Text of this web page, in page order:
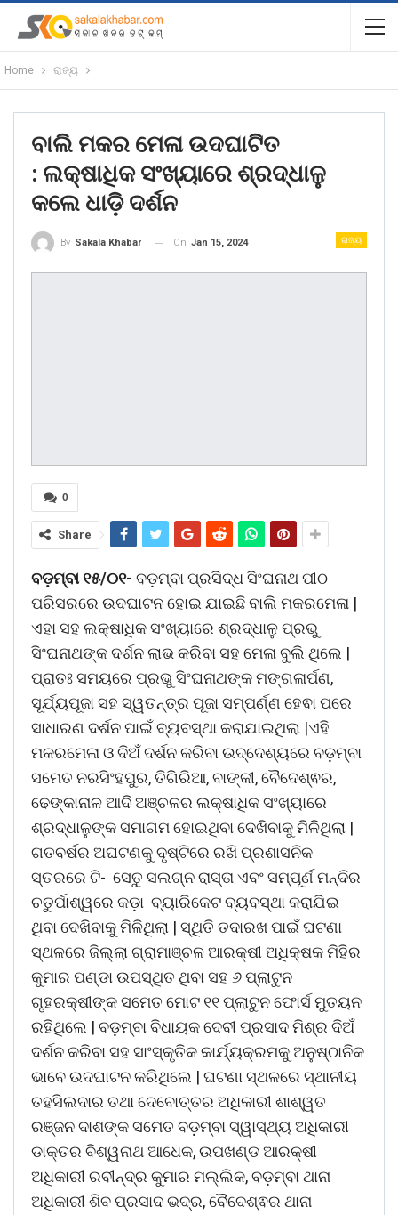
Home ରାଜ୍ୟ
ବାଲି ମକର ମେଳା ଉଦଘାଟିତ
: ଲକ୍ଷାଧିକ ସଂଖ୍ୟାରେ ଶ୍ରଦ୍ଧାଳୁ
କଲେ ଧାଡ଼ି ଦର୍ଶନ
ରାଜ୍ୟ
By Sakala Khabar On Jan 15, 2024
0
Share
ବଡ଼ମ୍ବା ୧୫/୦୧- ବଡ଼ମ୍ବା ପ୍ରସିଦ୍ଧ ସିଂଘନାଥ ପୀଠ
ପରିସରରେ ଉଦଘାଟନ ହୋଇ ଯାଇଛି ବାଲି ମକରମେଳା |
ଏହା ସହ ଲକ୍ଷାଧିକ ସଂଖ୍ୟାରେ ଶ୍ରଦ୍ଧାଳୁ ପ୍ରଭୁ
ସିଂଘନାଥଙ୍କ ଦର୍ଶନ ଲାଭ କରିବା ସହ ମେଳା ବୁଲି ଥିଲେ |
ପ୍ରାତଃ ସମୟରେ ପ୍ରଭୁ ସିଂଘନାଥଙ୍କ ମଙ୍ଗଳାର୍ପଣ,
ସୂର୍ଯ୍ୟପୂଜା ସହ ସ୍ୱତନ୍ତ୍ର ପୂଜା ସମ୍ପର୍ଣ୍ଣ ହେଵା ପରେ
ସାଧାରଣ ଦର୍ଶନ ପାଇଁ ବ୍ୟବସ୍ଥା କରାଯାଇଥିଲା |ଏହି
ମକରମେଳା ଓ ଦିଅଁ ଦର୍ଶନ କରିବା ଉଦ୍ଦେଶ୍ୟରେ ବଡ଼ମ୍ବା
ସମେତ ନରସିଂହପୁର, ତିଗିରିଆ, ବାଙ୍କୀ, ବୈଦେଶ୍ଵର,
ଢେଙ୍କାନାଳ ଆଦି ଅଞ୍ଚଳର ଲକ୍ଷାଧିକ ସଂଖ୍ୟାରେ
ଶ୍ରଦ୍ଧାଳୁଙ୍କ ସମାଗମ ହୋଇଥିବା ଦେଖିବାକୁ ମିଳିଥିଲା |
ଗତବର୍ଷର ଅଘଟଣକୁ ଦୃଷ୍ଟିରେ ରଖି ପ୍ରଶାସନିକ
ସ୍ତରରେ ଟି- ସେତୁ ସଲଗ୍ନ ରାସ୍ତା ଏବଂ ସମ୍ପୂର୍ଣ ମନ୍ଦିର
ଚତୁର୍ପାଶ୍ୱରେ କଡ଼ା ବ୍ୟାରିକେଟ ବ୍ୟବସ୍ଥା କରାଯିଇ
ଥିବା ଦେଖିବାକୁ ମିଳିଥିଲା | ସ୍ଥିତି ତଦାରଖ ପାଇଁ ଘଟଣା
ସ୍ଥଳରେ ଜିଲ୍ଲା ଗ୍ରାମାଞ୍ଚଳ ଆରକ୍ଷୀ ଅଧିକ୍ଷକ ମିହିର
କୁମାର ପଣ୍ଡା ଉପସ୍ଥିତ ଥିବା ସହ ୬ ପ୍ଲାଟୁନ
ଗୃହରକ୍ଷୀଙ୍କ ସମେତ ମୋଟ ୧୧ ପ୍ଲାଟୁନ ଫୋର୍ସ ମୁତୟନ
ରହିଥିଲେ | ବଡ଼ମ୍ବା ବିଧାୟକ ଦେବୀ ପ୍ରସାଦ ମିଶ୍ର ଦିଅଁ
ଦର୍ଶନ କରିବା ସହ ସାଂସ୍କୃତିକ କାର୍ଯ୍ୟକ୍ରମକୁ ଅନୁଷ୍ଠାନିକ
ଭାବେ ଉଦଘାଟନ କରିଥିଲେ | ଘଟଣା ସ୍ଥଳରେ ସ୍ଥାନୀୟ
ତହସିଲଦାର ତଥା ଦେବୋତ୍ତର ଅଧିକାରୀ ଶାଶ୍ୱତ
ରଞ୍ଜନ ଦାଶଙ୍କ ସମେତ ବଡ଼ମ୍ବା ସ୍ୱାସ୍ଥ୍ୟ ଅଧିକାରୀ
ଡାକ୍ତର ବିଶ୍ୱନାଥ ଆଧେକ, ଉପଖଣ୍ଡ ଆରକ୍ଷୀ
ଅଧିକାରୀ ରବୀନ୍ଦ୍ର କୁମାର ମଲ୍ଲିକ, ବଡ଼ମ୍ବା ଥାନା
ଅଧିକାରୀ ଶିବ ପ୍ରସାଦ ଭଦ୍ର, ବୈଦେଶ୍ଵର ଥାନା